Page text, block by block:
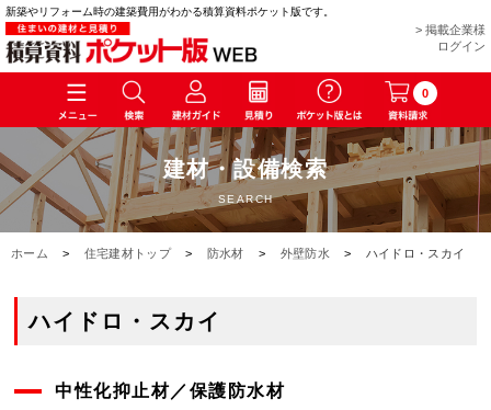
新築やリフォーム時の建築費用がわかる積算資料ポケット版です。
> 掲載企業様
ログイン
0
建材・設備検索
SEARCH
ホーム > 住宅建材トップ > 防水材 > 外壁防水 > ハイドロ・スカイ
ハイドロ・スカイ
中性化抑止材／保護防水材